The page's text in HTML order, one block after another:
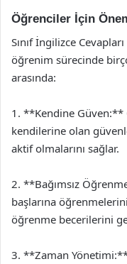
Öğrenciler İçin
Sınıf İngilizce
öğrenim sürecinde
arasında:
1. **Kendine Güven:**
kendilerine olan
aktif olmalarını sağlar.
2. **Bağımsız
başlarına
öğrenme becerilerini
3. **Zaman